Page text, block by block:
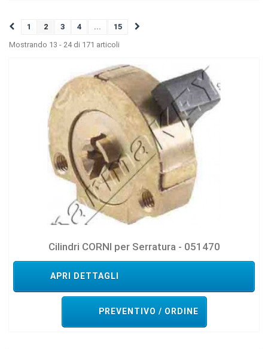
1 2 3 4 ...
15
Mostrando 13 - 24 di 171 articoli
Cilindri CORNI per Serratura - 051470
APRI DETTAGLI
PREVENTIVO / ORDINE